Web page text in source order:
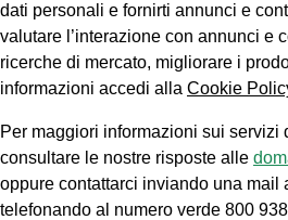
dati personali e fornirti annunci e
valutare l’interazione con annunci e
ricerche di mercato, migliorare i
informazioni accedi alla Cookie
Per maggiori informazioni sui servizi
consultare le nostre risposte alle
oppure contattarci inviando una mail
telefonando al numero verde 800